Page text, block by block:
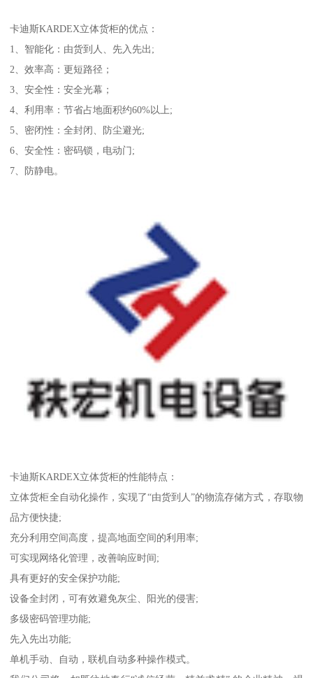
卡迪斯KARDEX立体货柜的优点：
1、智能化：由货到人、先入先出;
2、效率高：更短路径；
3、安全性：安全光幕；
4、利用率：节省占地面积约60%以上;
5、密闭性：全封闭、防尘避光;
6、安全性：密码锁，电动门;
7、防静电。
卡迪斯KARDEX立体货柜的性能特点：
立体货柜全自动化操作，实现了“由货到人”的物流存储方式，存取物
品方便快捷;
充分利用空间高度，提高地面空间的利用率;
可实现网络化管理，改善响应时间;
具有更好的安全保护功能;
设备全封闭，可有效避免灰尘、阳光的侵害;
多级密码管理功能;
先入先出功能;
单机手动、自动，联机自动多种操作模式。